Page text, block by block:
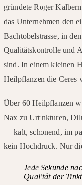
gründete Roger
das Unternehmen den
Bachtobelstrasse, in
Qualitätskontrolle und
sind. In einem kleinen
Heilpflanzen die Ceres
Über 60 Heilpflanzen
Nax zu Urtinkturen,
— kalt, schonend, im
kein Hochdruck. Nur
Jede Sekunde
Qualität der